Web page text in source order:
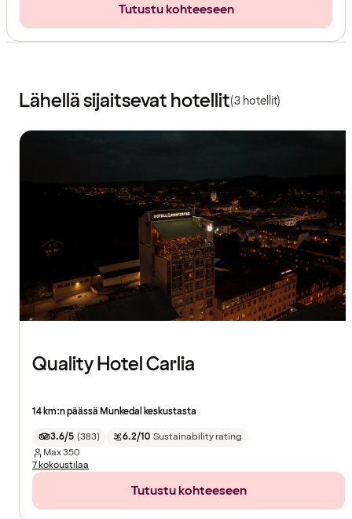
Tutustu kohteeseen
Lähellä sijaitsevat hotellit(3 hotellit)
Quality Hotel Carlia
14 km:n päässä Munkedal keskustasta
3.6/5 (383) 6.2/10 Sustainability rating
Max350
7 kokoustilaa
Tutustu kohteeseen